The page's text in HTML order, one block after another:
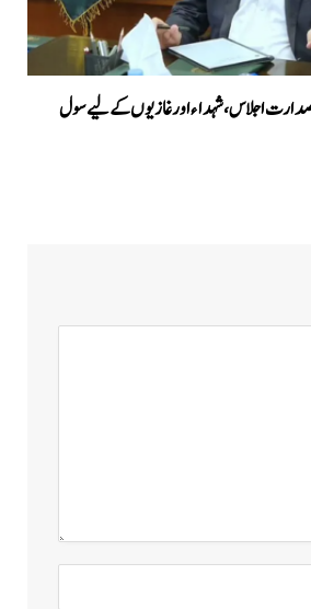
صدارت اجلاس، شہداء اور غازیوں کے لیے سول